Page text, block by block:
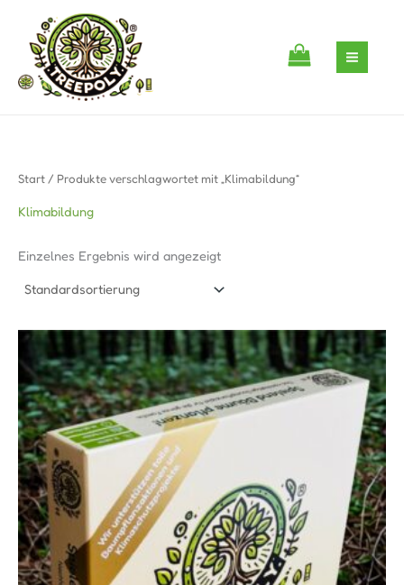
springen
r
P
r
o
Start / Produkte verschlagwortet mit „Klimabildung“
Klimabildung
Einzelnes Ergebnis wird angezeigt